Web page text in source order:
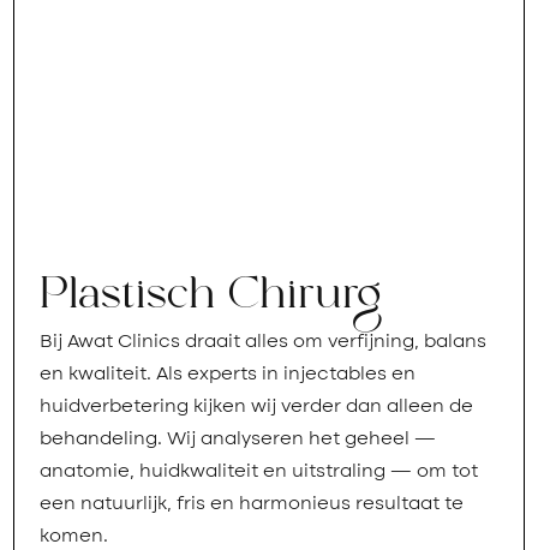
Plastisch Chirurg
Bij Awat Clinics draait alles om verfijning, balans
en kwaliteit. Als experts in injectables en
huidverbetering kijken wij verder dan alleen de
behandeling. Wij analyseren het geheel —
anatomie, huidkwaliteit en uitstraling — om tot
een natuurlijk, fris en harmonieus resultaat te
komen.